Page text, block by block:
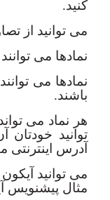
کنید.
می توانید از
نمادها می
نمادها می
باشند.
هر نماد می
توانید خودتان
آدرس اینترنتی
می توانید
مثال پیشنویس